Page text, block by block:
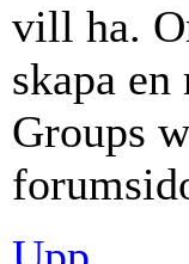
vill ha.
skapa
Groups